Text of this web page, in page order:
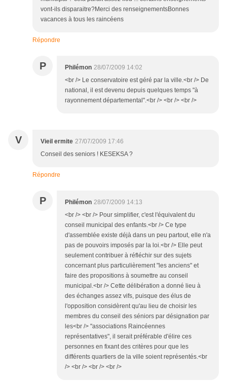
vont-ils disparaitre?Merci des renseignementsBonnes
vacances à tous les raincéens
Répondre
P Philémon 28/07/2009 14:02
<br /> Le conservatoire est géré par la ville.<br /> De
national, il est devenu depuis quelques temps "à
rayonnement départemental".<br /> <br /> <br />
V Vieil ermite 27/07/2009 17:46
Conseil des seniors ! KESEKSA ?
Répondre
P Philémon 28/07/2009 14:13
<br /> <br /> Pour simplifier, c'est l'équivalent du
conseil municipal des enfants.<br /> Ce type
d'assemblée existe déjà dans un peu partout, elle n'a
pas de pouvoirs imposés par la loi.<br /> Elle peut
seulement contribuer à réfléchir sur des sujets
concernant plus particulièrement "les anciens" et
faire des propositions à soumettre au conseil
municipal.<br /> Cette délibération a donné lieu à
des échanges assez vifs, puisque des élus de
l'opposition considèrent qu'au lieu de choisir les
membres du conseil des séniors par désignation par
les<br /> "associations Raincéennes
représentatives", il serait préférable d'élire ces
personnes en fixant des critères pour que les
différents quartiers de la ville soient représentés.<br
/> <br /> <br /> <br />